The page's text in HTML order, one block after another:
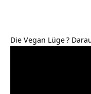
Die Vegan Lüge?